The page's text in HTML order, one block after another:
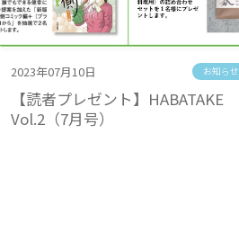
2023年07月10日 お知らせ
【読者プレゼント】HABATAKE
Vol.2（7月号）